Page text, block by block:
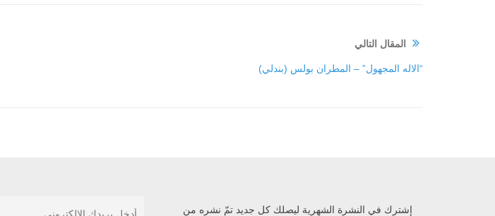
المقال التالي
“الاله المجهول” – المطران بولس (بندلي)
إشترك في النشرة الشهرية ليصلك كل جديد تمّ نشره من